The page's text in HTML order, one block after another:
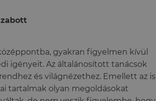
gyakran figyelmen kívül
igényeit. Az általánosított tanácsok
és világnézethez. Emellett az is
tartalmak olyan megoldásokat